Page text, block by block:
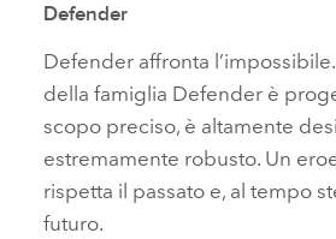
Defender
Defender affronta
della famiglia Defender è
scopo preciso, è altamente
estremamente robusto. Un
rispetta il passato e, al tempo
futuro.